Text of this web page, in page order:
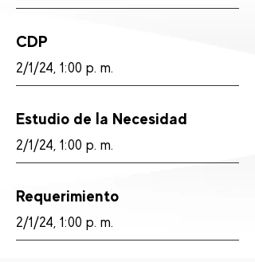
CDP
2/1/24, 1:00 p. m.
Estudio de la Necesidad
2/1/24, 1:00 p. m.
Requerimiento
2/1/24, 1:00 p. m.